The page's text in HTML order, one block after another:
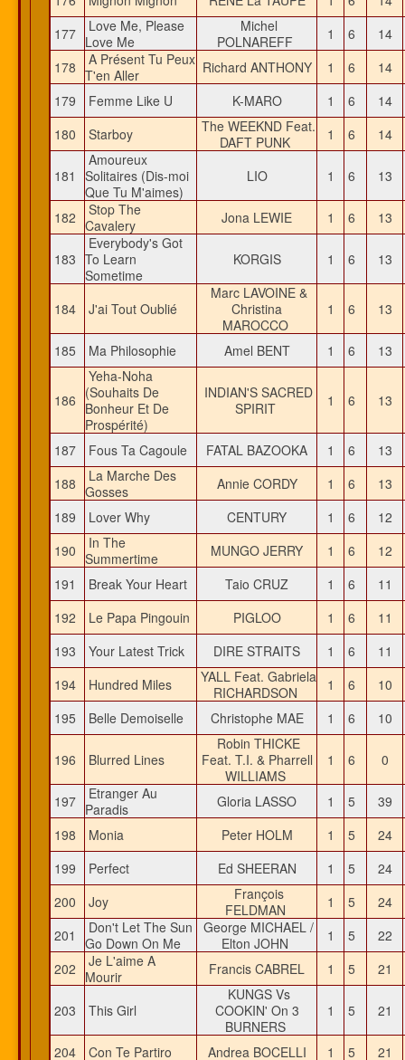
177
Love Me, Please
Love Me
Michel
POLNAREFF
1 6
14
178
A Présent Tu Peux
T'en Aller
Richard ANTHONY 1 6
14
179
Femme Like U K-MARO 1 6
14
180
Starboy
The WEEKND Feat.
DAFT PUNK
1 6 14
181
Amoureux
Solitaires (Dis-moi
Que Tu M'aimes)
LIO 1 6 13
182
Stop The
Cavalery
Jona LEWIE 1 6 13
183
Everybody's Got
To Learn
Sometime
KORGIS 1 6 13
184 J'ai Tout Oublié
Marc LAVOINE &
Christina
MAROCCO
1 6 13
185 Ma Philosophie Amel BENT 1 6 13
186
Yeha-Noha
(Souhaits De
Bonheur Et De
Prospérité)
INDIAN'S SACRED
SPIRIT
1 6 13
187 Fous Ta Cagoule FATAL BAZOOKA 1 6
13
188
La Marche Des
Gosses
Annie CORDY 1 6
13
189
Lover Why CENTURY 1 6
12
190
In The
Summertime
MUNGO JERRY 1 6
12
191
Break Your Heart Taio CRUZ 1 6
11
192
Le Papa Pingouin PIGLOO 1 6
11
193
Your Latest Trick DIRE STRAITS 1 6
11
194
Hundred Miles
YALL Feat. Gabriela
RICHARDSON
1 6
10
195
Belle Demoiselle Christophe MAE 1 6 10
196 Blurred Lines
Robin THICKE
Feat. T.I. & Pharrell
WILLIAMS
1 6 0
197
Etranger Au
Paradis
Gloria LASSO 1 5
39
198
Monia Peter HOLM 1 5
24
199
Perfect Ed SHEERAN 1 5
24
200
Joy
François
FELDMAN
1 5
24
201
Don't Let The Sun
Go Down On Me
George MICHAEL /
Elton JOHN
1 5
22
202
Je L'aime A
Mourir
Francis CABREL 1 5 21
203 This Girl
KUNGS Vs
COOKIN' On 3
BURNERS
1 5 21
204 Con Te Partiro Andrea BOCELLI 1 5
21